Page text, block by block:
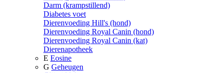
Darm (krampstillend)
Diabetes voet
Dierenvoeding Hill's (hond)
Dierenvoeding Royal Canin (hond)
Dierenvoeding Royal Canin (kat)
Dierenapotheek
E Eosine
G Geheugen